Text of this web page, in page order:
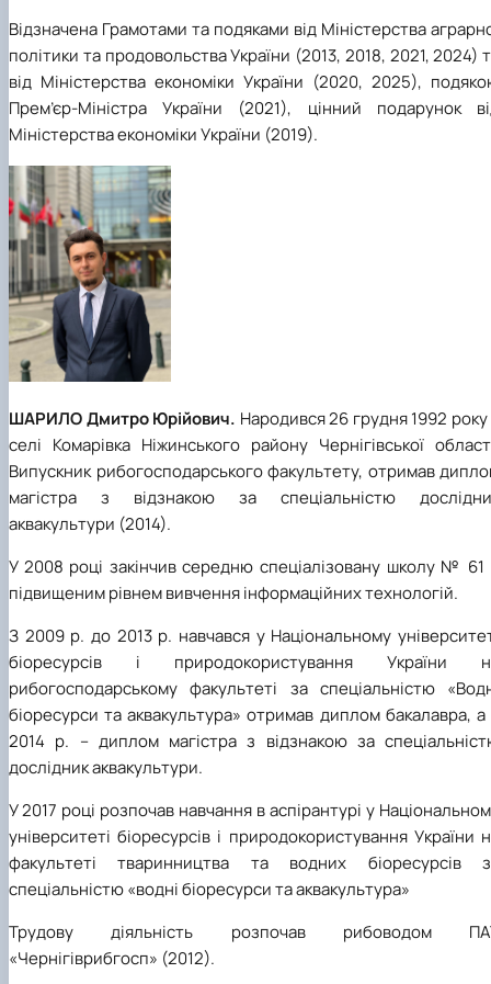
Відзначена Грамотами та подяками від Міністерства
політики та продовольства України (2013, 2018, 2021, 2024)
від Міністерства економіки України (2020, 2025),
Прем’єр-Міністра України (2021), цінний подарунок
Міністерства економіки України (2019).
ШАРИЛО Дмитро Юрійович. Народився 26 грудня 1992 року
селі Комарівка Ніжинського району Чернігівської
Випускник рибогосподарського факультету, отримав
магістра з відзнакою за спеціальністю
аквакультури (2014).
У 2008 році закінчив середню спеціалізовану школу № 61
підвищеним рівнем вивчення інформаційних технологій.
З 2009 р. до 2013 р. навчався у Національному
біоресурсів і природокористування України
рибогосподарському факультеті за спеціальністю
біоресурси та аквакультура» отримав диплом бакалавра, а
2014 р. – диплом магістра з відзнакою за
дослідник аквакультури.
У 2017 році розпочав навчання в аспірантурі у
університеті біоресурсів і природокористування України
факультеті тваринництва та водних біоресурсів
спеціальністю «водні біоресурси та аквакультура»
Трудову діяльність розпочав рибоводом
«Чернігіврибгосп» (2012).